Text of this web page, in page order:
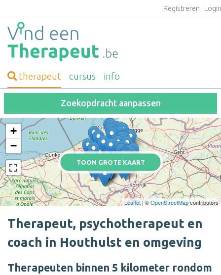
Registreren
therapeut cursus info
Zoekopdracht aanpassen
TOON GROTE KAART
+
−
Leaflet| ©OpenStreetMapcontributors
Therapeut, psychotherapeut en
coach in Houthulst en omgeving
Therapeuten binnen 5 kilometer rondom